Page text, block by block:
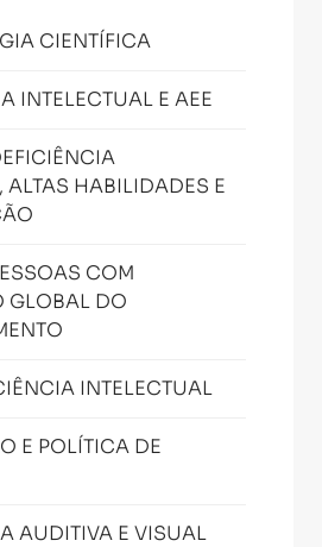
CIENTÍFICA
INTELECTUAL E AEE
ALTAS HABILIDADES E
COM
GLOBAL DO
INTELECTUAL
E POLÍTICA DE
AUDITIVA E VISUAL